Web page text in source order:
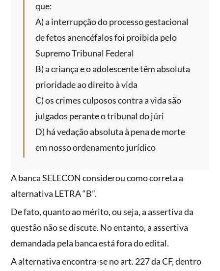
que:
A) a interrupção do processo gestacional
de fetos anencéfalos foi proibida pelo
Supremo Tribunal Federal
B) a criança e o adolescente têm absoluta
prioridade ao direito à vida
C) os crimes culposos contra a vida são
julgados perante o tribunal do júri
D) há vedação absoluta à pena de morte
em nosso ordenamento jurídico
A banca SELECON considerou como correta a
alternativa LETRA “B”.
De fato, quanto ao mérito, ou seja, a assertiva da
questão não se discute. No entanto, a assertiva
demandada pela banca está fora do edital.
A alternativa encontra-se no art. 227 da CF, dentro